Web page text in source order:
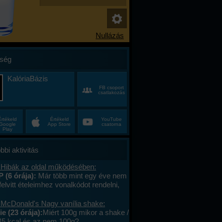
KalóriaBázis
FB csoport
csatlakozás
Play
Értékeld
App Store
YouTube
csatorna
aktivitás
az oldal működésében:
(6 órája): Már több mint egy éve nem
ételeimhez vonalkódot rendelni,
megy. A mások által megadott
le tudom olvasni , jól működik. .
cseréltem, a legújabb android fut,
Nagy vanília shake:
(23 órája):Miért 100g mikor a shake /